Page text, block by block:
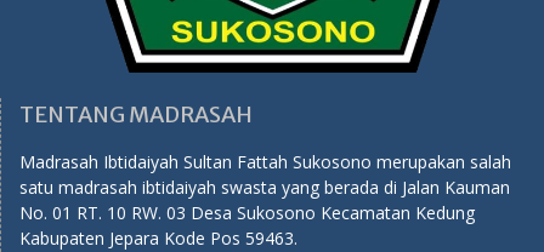
TENTANG MADRASAH
Madrasah Ibtidaiyah Sultan Fattah Sukosono merupakan salah
satu madrasah ibtidaiyah swasta yang berada di Jalan Kauman
No. 01 RT. 10 RW. 03 Desa Sukosono Kecamatan Kedung
Kabupaten Jepara Kode Pos 59463.